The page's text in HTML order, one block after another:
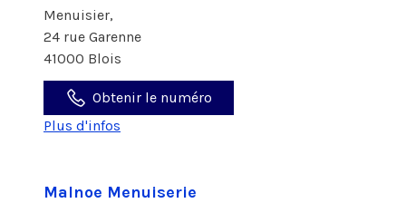
Menuisier,
24 rue Garenne
41000 Blois
Obtenir le numéro
Plus d'infos
Malnoe Menuiserie